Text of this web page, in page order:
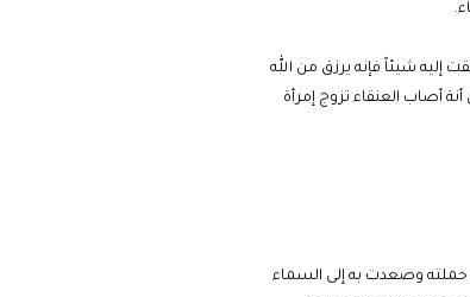
إليه شيئاً فإنه يرزق من الله
أصاب العنقاء تزوج إمرأة
حملته وصعدت به إلى السماء